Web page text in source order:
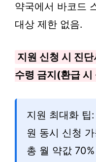
약국에서 바코드
대상 제한 없음.
지원 신청 시 진
수령 금지(환급 시
지원 최대화 팁
원 동시 신청
총 월 약값